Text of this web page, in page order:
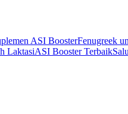
ASI BoosterFenugreek
LaktasiASI Booster Terbaik